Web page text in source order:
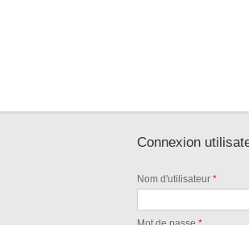
Connexion
Nom d'utilisateur*